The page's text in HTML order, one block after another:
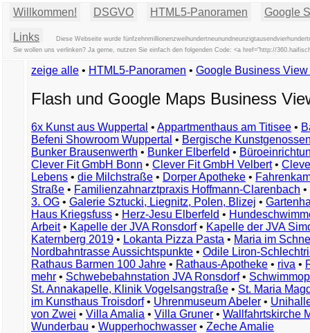
Willkommen! DSGVO HTML5-Panoramen Google
Links
Diese Webseite wurde
Sie wollen uns verlinken? Ja gerne, nutzen Sie einfach den folgenden Code: <a href="http://
zeige alle • HTML5-Panoramen • Google Business
Flash und Google Maps Business
6x Kunst aus Wuppertal • Appartmenthaus am Titisee •
Befeni Showroom Wuppertal • Bergische
Bunker Brausenwerth • Bunker Elberfeld •
Clever Fit GmbH Bonn • Clever Fit GmbH Velbert•
Lebens • die Milchstraße • Dorper Apotheke •
Straße • Familienzahnarztpraxis Hoffmann-Clarenbach •
3. OG • Galerie Sztucki, Liegnitz, Polen, Blizej •
Haus Kriegsfuss • Herz-Jesu Elberfeld •
Arbeit• Kapelle der JVA Ronsdorf• Kapelle der JVA
Katernberg 2019 • Lokanta Pizza Pasta • Maria im
Nordbahntrasse Aussichtspunkte • Odile Liron-
Rathaus Barmen 100 Jahre • Rathaus-Apotheke • riva •
mehr • Schwebebahnstation JVA Ronsdorf•
St. Annakapelle, Klinik Vogelsangstraße • St. Maria
im Kunsthaus Troisdorf• Uhrenmuseum Abeler •
von Zwei • Villa Amalia • Villa Gruner • Wallfahrtskirche
Wunderbau • Wupperhochwasser • Zeche Amalie